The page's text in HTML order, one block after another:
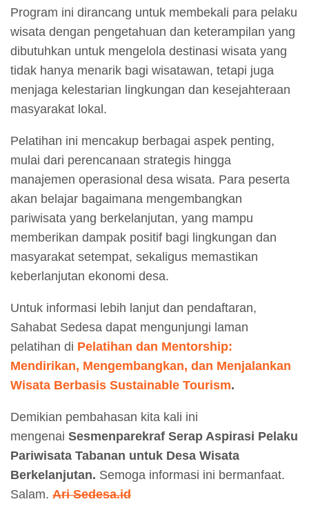
Program ini dirancang untuk membekali para pelaku
wisata dengan pengetahuan dan keterampilan yang
dibutuhkan untuk mengelola destinasi wisata yang
tidak hanya menarik bagi wisatawan, tetapi juga
menjaga kelestarian lingkungan dan kesejahteraan
masyarakat lokal.
Pelatihan ini mencakup berbagai aspek penting,
mulai dari perencanaan strategis hingga
manajemen operasional desa wisata. Para peserta
akan belajar bagaimana mengembangkan
pariwisata yang berkelanjutan, yang mampu
memberikan dampak positif bagi lingkungan dan
masyarakat setempat, sekaligus memastikan
keberlanjutan ekonomi desa.
Untuk informasi lebih lanjut dan pendaftaran,
Sahabat Sedesa dapat mengunjungi laman
pelatihan di Pelatihan dan Mentorship:
Mendirikan, Mengembangkan, dan Menjalankan
Wisata Berbasis Sustainable Tourism.
Demikian pembahasan kita kali ini
mengenai Sesmenparekraf Serap Aspirasi Pelaku
Pariwisata Tabanan untuk Desa Wisata
Berkelanjutan. Semoga informasi ini bermanfaat.
Salam. Ari Sedesa.id